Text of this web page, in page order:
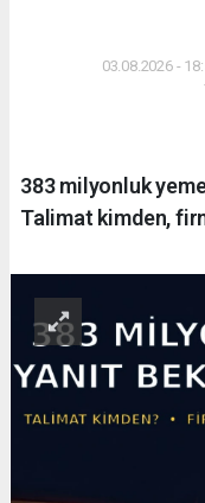
03.08.2026 -
383 milyonluk
Talimat kimden,